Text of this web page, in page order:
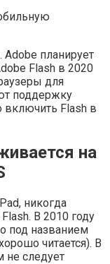
Adobe планирует
Flash в 2020
для
поддержку
включить Flash в
на
никогда
В 2010 году
под названием
читается). В
не следует